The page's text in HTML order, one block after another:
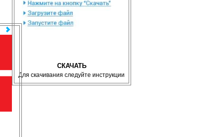
СКАЧАТЬ
Для скачивания следуйте инструкции